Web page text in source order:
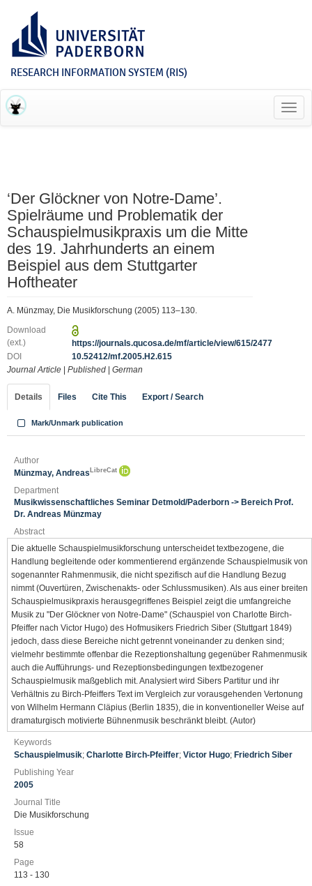
RESEARCH INFORMATION SYSTEM (RIS)
‘Der Glöckner von Notre-Dame’.
Spielräume und Problematik der
Schauspielmusikpraxis um die Mitte
des 19. Jahrhunderts an einem
Beispiel aus dem Stuttgarter
Hoftheater
A. Münzmay, Die Musikforschung (2005) 113–130.
Download
(ext.)
https://journals.qucosa.de/mf/article/view/615/2477
DOI
10.52412/mf.2005.H2.615
Journal Article
Published German
Details Files Cite This Export / Search
Mark/Unmark publication
Author
Münzmay, Andreas LibreCat
Department
Musikwissenschaftliches Seminar Detmold/Paderborn -> Bereich Prof.
Dr. Andreas Münzmay
Abstract
Die aktuelle Schauspielmusikforschung unterscheidet textbezogene, die
Handlung begleitende oder kommentierend ergänzende Schauspielmusik von
sogenannter Rahmenmusik, die nicht spezifisch auf die Handlung Bezug
nimmt (Ouvertüren, Zwischenakts- oder Schlussmusiken). Als aus einer breiten
Schauspielmusikpraxis herausgegriffenes Beispiel zeigt die umfangreiche
Musik zu "Der Glöckner von Notre-Dame" (Schauspiel von Charlotte Birch-
Pfeiffer nach Victor Hugo) des Hofmusikers Friedrich Siber (Stuttgart 1849)
jedoch, dass diese Bereiche nicht getrennt voneinander zu denken sind;
vielmehr bestimmte offenbar die Rezeptionshaltung gegenüber Rahmenmusik
auch die Aufführungs- und Rezeptionsbedingungen textbezogener
Schauspielmusik maßgeblich mit. Analysiert wird Sibers Partitur und ihr
Verhältnis zu Birch-Pfeiffers Text im Vergleich zur vorausgehenden Vertonung
von Wilhelm Hermann Cläpius (Berlin 1835), die in konventioneller Weise auf
dramaturgisch motivierte Bühnenmusik beschränkt bleibt. (Autor)
Keywords
Schauspielmusik; Charlotte Birch-Pfeiffer; Victor Hugo; Friedrich Siber
Publishing Year
2005
Journal Title
Die Musikforschung
Issue
58
Page
113 - 130